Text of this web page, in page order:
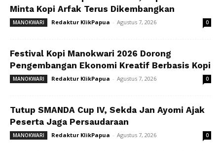
Minta Kopi Arfak Terus Dikembangkan
MANOKWARI Redaktur KlikPapua - Agustus 7, 2026 0
Festival Kopi Manokwari 2026 Dorong
Pengembangan Ekonomi Kreatif Berbasis Kopi
MANOKWARI Redaktur KlikPapua - Agustus 7, 2026 0
Tutup SMANDA Cup IV, Sekda Jan Ayomi Ajak
Peserta Jaga Persaudaraan
MANOKWARI Redaktur KlikPapua - Agustus 7, 2026 0